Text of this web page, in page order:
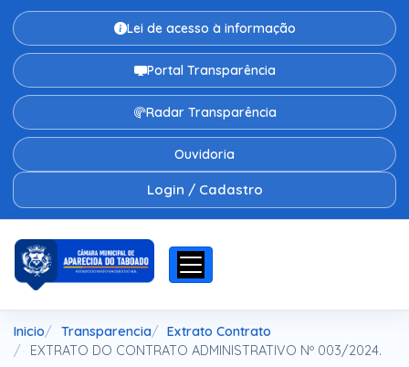
Lei de acesso à informação
Portal Transparência
Radar Transparência
Ouvidoria
Login / Cadastro
Inicio Transparencia
Extrato Contrato
EXTRATO DO CONTRATO ADMINISTRATIVO Nº 003/2024.